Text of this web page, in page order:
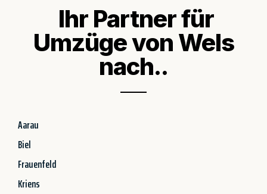
Ihr Partner für
Umzüge von Wels
nach..
Aarau
Biel
Frauenfeld
Kriens